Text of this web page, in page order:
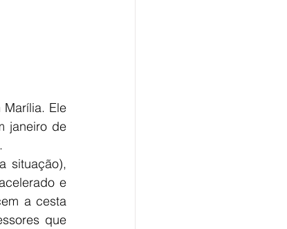
Ele
janeiro de
situação),
e
a cesta
que